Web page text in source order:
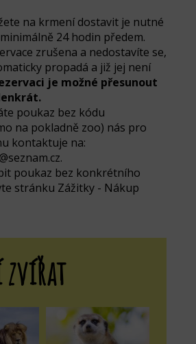
na krmení dostavit je nutné
24 hodin předem.
zrušena a nedostavíte se,
propadá a již jej není
je možné přesunout
poukaz bez kódu
na pokladně zoo) nás pro
kontaktuje na:
poukaz bez konkrétního
stránku Zážitky - Nákup
zvířat